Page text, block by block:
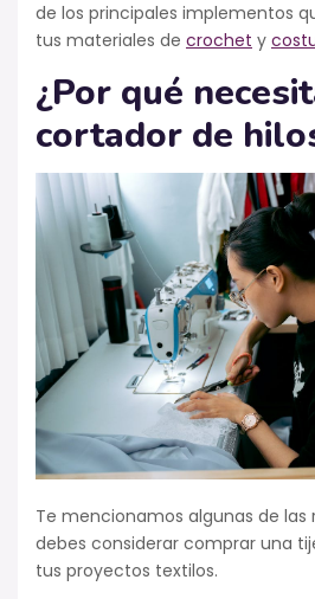
de los principales implementos
tus materiales de crochet y
¿Por qué
cortador de
Te mencionamos algunas de las
debes considerar comprar una
tus proyectos textilos.